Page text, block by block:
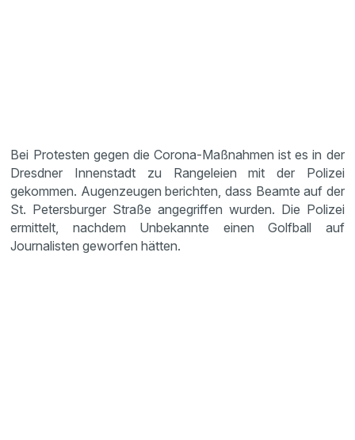
Bei Protesten gegen die Corona-Maßnahmen ist es in der
Dresdner Innenstadt zu Rangeleien mit der Polizei
gekommen. Augenzeugen berichten, dass Beamte auf der
St. Petersburger Straße angegriffen wurden. Die Polizei
ermittelt, nachdem Unbekannte einen Golfball auf
Journalisten geworfen hätten.